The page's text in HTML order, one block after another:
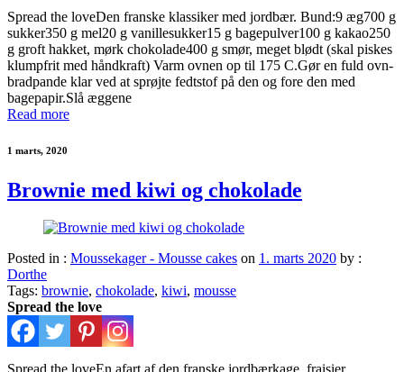
Spread the loveDen franske klassiker med jordbær. Bund:9 æg700 g
sukker350 g mel20 g vanillesukker15 g bagepulver100 g kakao250
g groft hakket, mørk chokolade400 g smør, meget blødt (skal piskes
klumpfrit med håndkraft) Varm ovnen op til 175 C.Gør en fuld ovn-
bradpande klar ved at sprøjte fedtstof på den og fore den med
bagepapir.Slå æggene
Read more
1 marts, 2020
Brownie med kiwi og chokolade
Posted in : Moussekager - Mousse cakes on 1. marts 2020 by :
Dorthe
Tags: brownie, chokolade, kiwi, mousse
Spread the love